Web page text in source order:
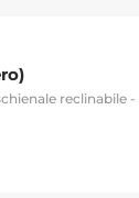
reclinabile -